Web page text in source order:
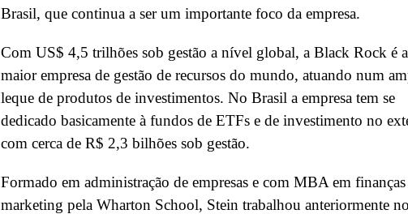
Brasil, que continua a ser um importante foco da empresa.
Com US$ 4,5 trilhões sob gestão a nível global, a Black Rock é a
maior empresa de gestão de recursos do mundo, atuando num
leque de produtos de investimentos. No Brasil a empresa tem se
dedicado basicamente à fundos de ETFs e de investimento no
com cerca de R$ 2,3 bilhões sob gestão.
Formado em administração de empresas e com MBA em finanças
marketing pela Wharton School, Stein trabalhou anteriormente